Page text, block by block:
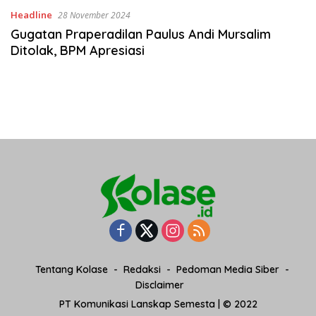
Headline 28 November 2024
Gugatan Praperadilan Paulus Andi Mursalim
Ditolak, BPM Apresiasi
Tentang Kolase Redaksi
Pedoman Media Siber
Disclaimer
PT Komunikasi Lanskap Semesta | © 2022